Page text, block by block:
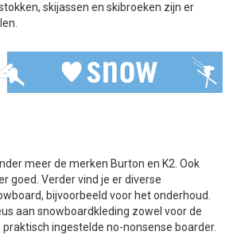
skijassen en skibroeken zijn er
meer de merken Burton en K2. Ook
goed. Verder vind je er diverse
bijvoorbeeld voor het onderhoud.
aan snowboardkleding zowel voor de
praktisch ingestelde no-nonsense boarder.